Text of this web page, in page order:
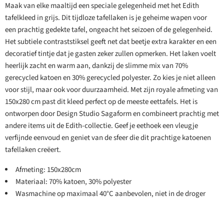
Maak van elke maaltijd een speciale gelegenheid met het Edith
tafelkleed in grijs. Dit tijdloze tafellaken is je geheime wapen voor
een prachtig gedekte tafel, ongeacht het seizoen of de gelegenheid.
Het subtiele contraststiksel geeft net dat beetje extra karakter en een
decoratief tintje dat je gasten zeker zullen opmerken. Het laken voelt
heerlijk zacht en warm aan, dankzij de slimme mix van 70%
gerecycled katoen en 30% gerecycled polyester. Zo kies je niet alleen
voor stijl, maar ook voor duurzaamheid. Met zijn royale afmeting van
150x280 cm past dit kleed perfect op de meeste eettafels. Het is
ontworpen door Design Studio Sagaform en combineert prachtig met
andere items uit de Edith-collectie. Geef je eethoek een vleugje
verfijnde eenvoud en geniet van de sfeer die dit prachtige katoenen
tafellaken creëert.
Afmeting: 150x280cm
Materiaal: 70% katoen, 30% polyester
Wasmachine op maximaal 40°C aanbevolen, niet in de droger